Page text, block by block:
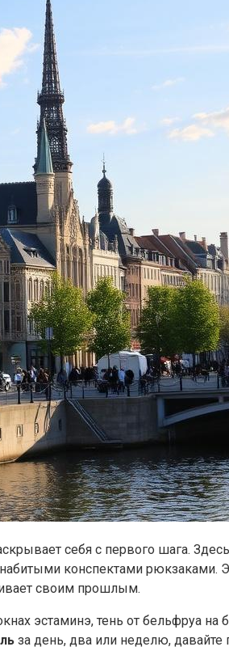
себя с первого шага.
конспектами рюкзаками.
своим прошлым.
эстаминэ, тень от бельфруа на
за день, два или неделю, давайте